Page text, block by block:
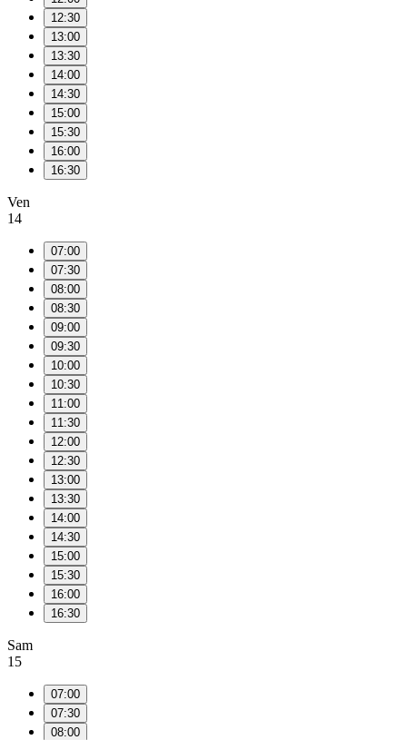
12:30
13:00
13:30
14:00
14:30
15:00
15:30
16:00
16:30
Ven
14
07:00
07:30
08:00
08:30
09:00
09:30
10:00
10:30
11:00
11:30
12:00
12:30
13:00
13:30
14:00
14:30
15:00
15:30
16:00
16:30
Sam
15
07:00
07:30
08:00